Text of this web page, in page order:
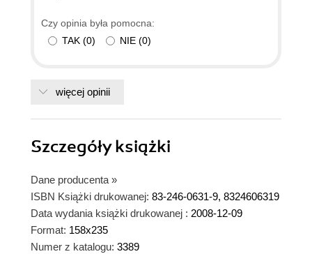
Czy opinia była pomocna:
TAK (0) NIE (0)
więcej opinii
Szczegółyksiążki
Dane producenta »
ISBN Książki drukowanej: 83-246-0631-9, 8324606319
Data wydania książki drukowanej : 2008-12-09
Format: 158x235
Numer z katalogu: 3389